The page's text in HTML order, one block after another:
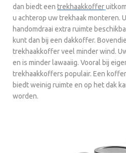
dan biedt een trekhaakkoffer
u achterop uw trekhaak monteren.
handomdraai extra ruimte
kunt dan bij een dakkoffer.
trekhaakkoffer veel minder wind.
en is minder lawaaiig. Vooral bij
trekhaakkoffers populair. Een
biedt weinig ruimte en op het dak
worden.